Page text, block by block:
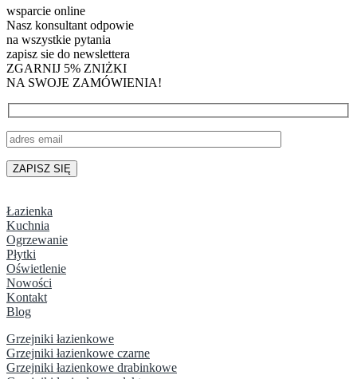
wsparcie online
Nasz konsultant odpowie
na wszystkie pytania
zapisz sie do newslettera
ZGARNIJ 5% ZNIŻKI
NA SWOJE ZAMÓWIENIA!
Łazienka
Kuchnia
Ogrzewanie
Płytki
Oświetlenie
Nowości
Kontakt
Blog
Grzejniki łazienkowe
Grzejniki łazienkowe czarne
Grzejniki łazienkowe drabinkowe